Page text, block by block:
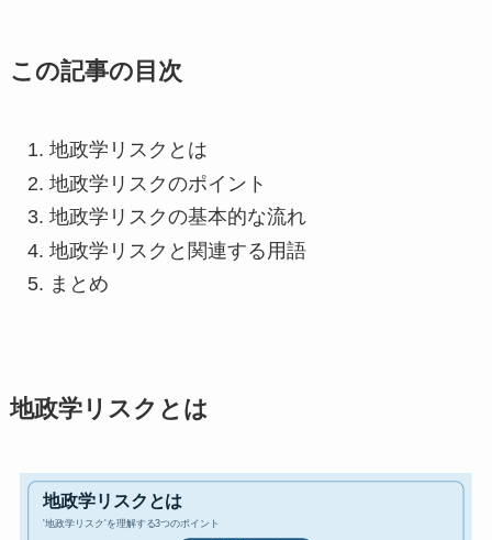
この記事の目次
地政学リスクとは
地政学リスクのポイント
地政学リスクの基本的な流れ
地政学リスクと関連する用語
まとめ
地政学リスクとは